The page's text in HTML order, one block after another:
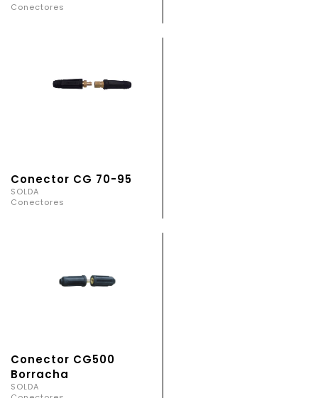
Conectores
Conector CG 70-95
SOLDA
Conectores
Conector CG500
Borracha
SOLDA